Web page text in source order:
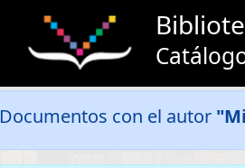
Documentos con el autor